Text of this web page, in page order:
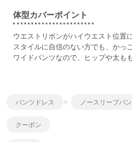
体型カバーポイント
ウエストリボンがハイウエスト位置
スタイルに自信のない方でも、かっ
ワイドパンツなので、ヒップや太も
パンツドレス ノースリーブパ
クーポン